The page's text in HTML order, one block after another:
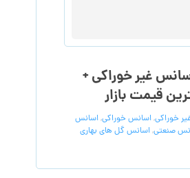
غیر خوراکی +
قیمت بازار
خوراکی,اسانس خوراکی,اسانس
صنعتی,اسانس گل های بهاری